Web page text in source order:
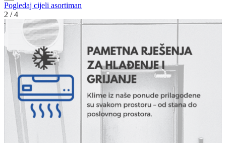
Pogledaj cijeli asortiman
3 / 4